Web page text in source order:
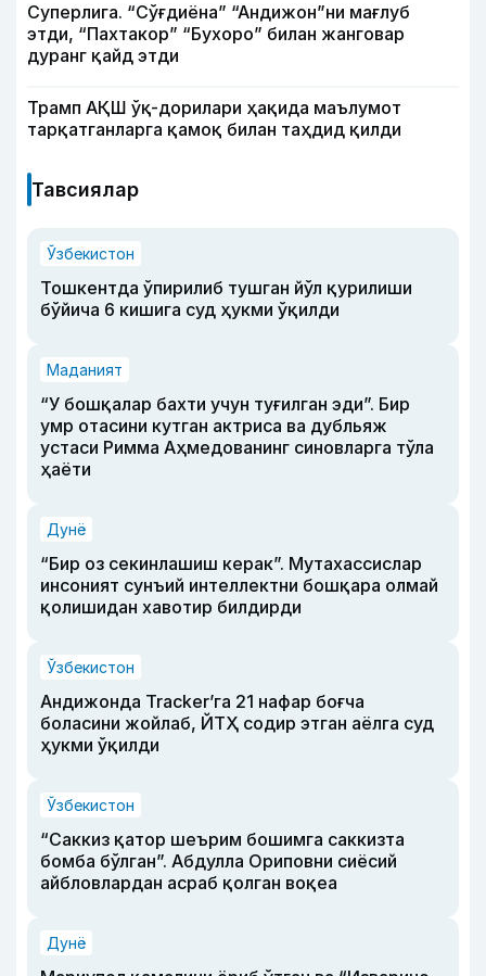
Суперлига. “Сўғдиёна” “Андижон”ни мағлуб
этди, “Пахтакор” “Бухоро” билан жанговар
дуранг қайд этди
Трамп АҚШ ўқ-дорилари ҳақида маълумот
тарқатганларга қамоқ билан таҳдид қилди
Тавсиялар
Ўзбекистон
Тошкентда ўпирилиб тушган йўл қурилиши
бўйича 6 кишига суд ҳукми ўқилди
Маданият
“У бошқалар бахти учун туғилган эди”. Бир
умр отасини кутган актриса ва дубльяж
устаси Римма Аҳмедованинг синовларга тўла
ҳаёти
Дунё
“Бир оз секинлашиш керак”. Мутахассислар
инсоният сунъий интеллектни бошқара олмай
қолишидан хавотир билдирди
Ўзбекистон
Андижонда Tracker’га 21 нафар боғча
боласини жойлаб, ЙТҲ содир этган аёлга суд
ҳукми ўқилди
Ўзбекистон
“Саккиз қатор шеърим бошимга саккизта
бомба бўлган”. Абдулла Ориповни сиёсий
айбловлардан асраб қолган воқеа
Дунё